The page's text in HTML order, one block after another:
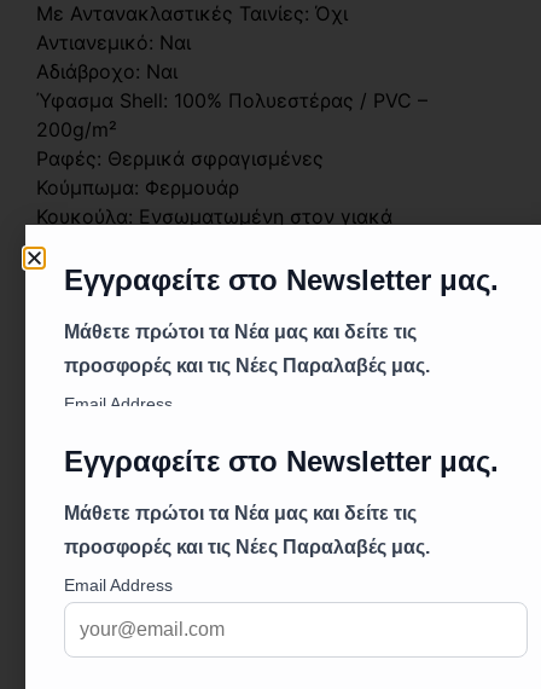
Με Αντανακλαστικές Ταινίες: Όχι
Αντιανεμικό: Ναι
Αδιάβροχο: Ναι
Ύφασμα Shell: 100% Πολυεστέρας / PVC –
200g/m²
Ραφές: Θερμικά σφραγισμένες
Κούμπωμα: Φερμουάρ
Κουκούλα: Ενσωματωμένη στον γιακά
Μανσέτες: Ελαστικές
Τσέπες: 2 εξωτερικές(μπουφάν), 2
εξωτερικές(παντελόνι)
Αστραγάλοι: Κλείσιμο με κουμπώματα
Μέση: Ελαστική
Περιγραφή:
Το αδιάβροχο κοστούμι Splash σε μπλε χρώμα
είναι ιδανικό για εργασία σε υγρές ή δύσκολες
προστασία και άνεση. Το σετ περιλαμβάνει
μπουφάν και παντελόνι, κατασκευασμένα από
ελαφρύ και ανθεκτικό ύφασμα πολυεστέρα/PVC